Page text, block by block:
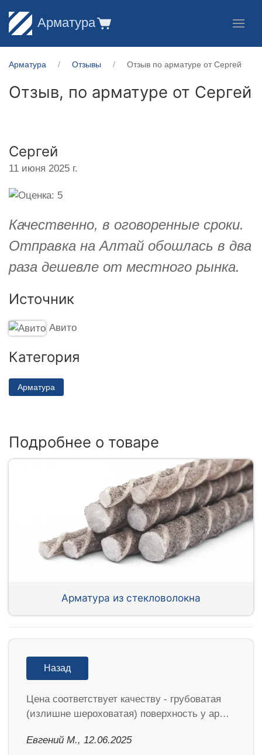
Арматура
Арматура Отзывы Отзыв по арматуре от Сергей
Отзыв, по арматуре от Сергей
Сергей
11 июня 2025 г.
Качественно, в оговоренные сроки.
Отправка на Алтай обошлась в два
раза дешевле от местного рынка.
Источник
Авито
Категория
Арматура
Подробнее о товаре
Арматура из стекловолокна
Назад
Цена соответствует качеству - грубоватая
(излишне шероховатая) поверхность у ар…
Евгений М., 12.06.2025